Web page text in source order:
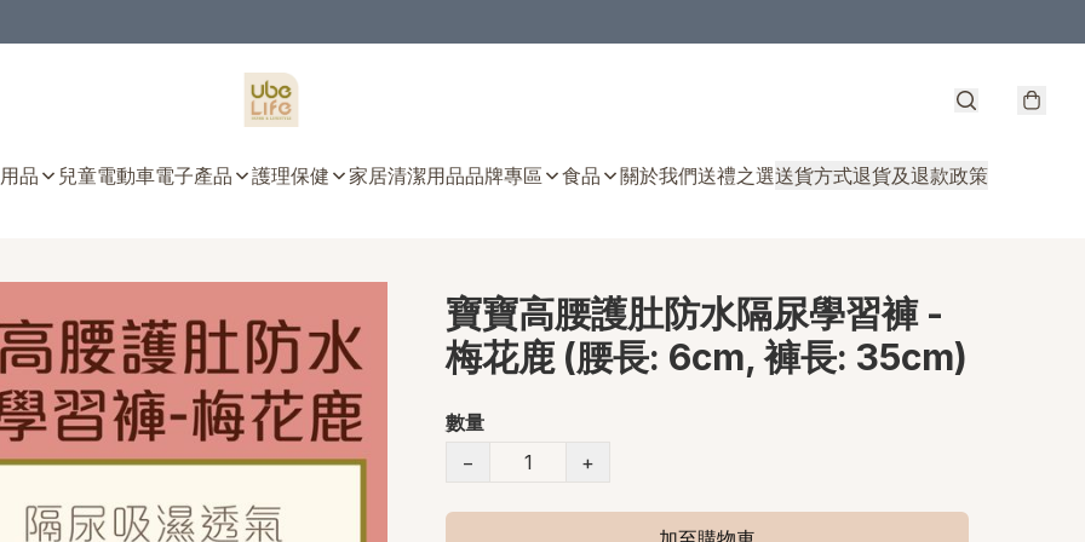
品 兒童電動車電子產品 護理保健 家居清潔用品品牌專區 食品 關於我們送禮之選送貨方式退貨及退款政策
寶寶高腰護肚防水隔尿學習褲 -
梅花鹿 (腰長: 6cm, 褲長: 35cm)
數量
−
+